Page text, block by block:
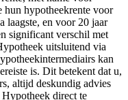
hun hypotheekrente voor
laagste, en voor 20 jaar
significant verschil met
uitsluitend via
kan
is. Dit betekent dat u,
altijd deskundig advies
direct te